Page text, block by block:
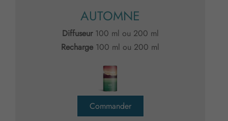
AUTOMNE
Diffuseur100 ml ou 200 ml
Recharge 100 ml ou 200 ml
Commander